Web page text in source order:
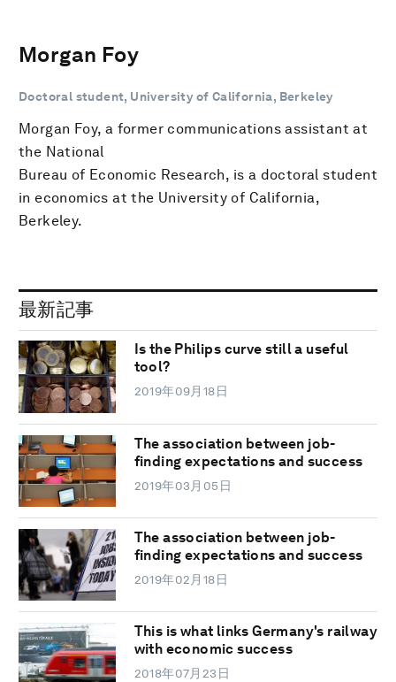
Morgan Foy
Doctoral student, University of California, Berkeley
Morgan Foy, a former communications assistant at
the National
Bureau of Economic Research, is a doctoral student
in economics at the University of California,
Berkeley.
最新記事
Is the Philips curve still a useful
tool?
2019年09月18日
The association between job-
finding expectations and success
2019年03月05日
The association between job-
finding expectations and success
2019年02月18日
This is what links Germany's railway
with economic success
2018年07月23日